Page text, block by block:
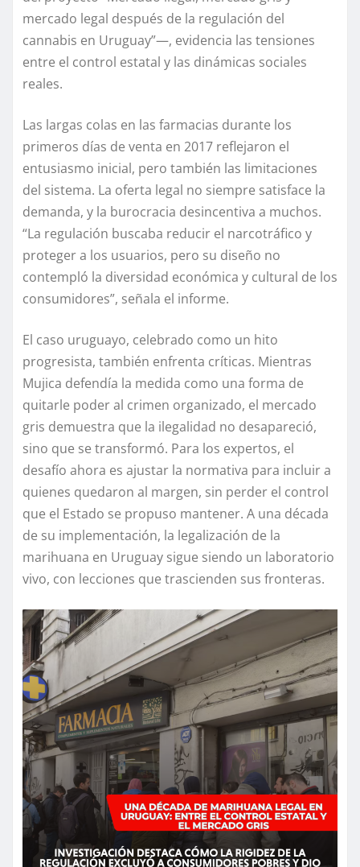
mercado legal después de la regulación del
cannabis en Uruguay”—, evidencia las tensiones
entre el control estatal y las dinámicas sociales
reales.
Las largas colas en las farmacias durante los
primeros días de venta en 2017 reflejaron el
entusiasmo inicial, pero también las limitaciones
del sistema. La oferta legal no siempre satisface la
demanda, y la burocracia desincentiva a muchos.
“La regulación buscaba reducir el narcotráfico y
proteger a los usuarios, pero su diseño no
contempló la diversidad económica y cultural de los
consumidores”, señala el informe.
El caso uruguayo, celebrado como un hito
progresista, también enfrenta críticas. Mientras
Mujica defendía la medida como una forma de
quitarle poder al crimen organizado, el mercado
gris demuestra que la ilegalidad no desapareció,
sino que se transformó. Para los expertos, el
desafío ahora es ajustar la normativa para incluir a
quienes quedaron al margen, sin perder el control
que el Estado se propuso mantener. A una década
de su implementación, la legalización de la
marihuana en Uruguay sigue siendo un laboratorio
vivo, con lecciones que trascienden sus fronteras.